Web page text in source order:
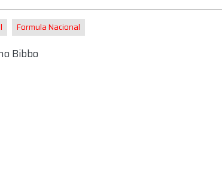
Formula Nacional
Bibbo